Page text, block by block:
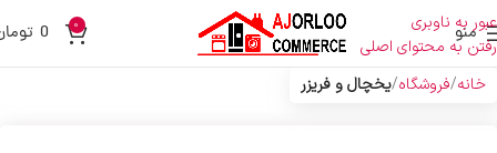
عبور به ناوبری
رفتن به محتوای اصلی
منو 0
0
خانه فروشگاه یخچال و فریزر